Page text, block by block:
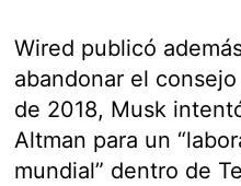
Wired publicó
abandonar el
de 2018, Musk
Altman para un
mundial” dentro de